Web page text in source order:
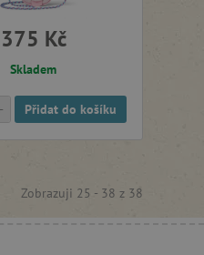
375 Kč
Skladem
Přidat do košíku
Zobrazuji 25 - 38 z 38